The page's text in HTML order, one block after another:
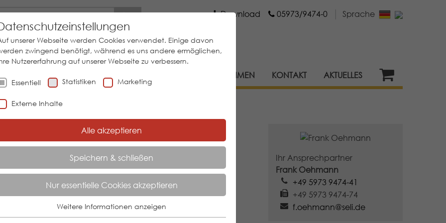
Los Download 05973/9474-0 Sprache
UNTERNEHMEN KONTAKT AKTUELLES
38 TEMPERATURFÜHLER
für Aseptische Anwendungen
Ihr Ansprechpartner
Frank Oehmann
+49 5973 9474-41
+49 5973 9474-74
f.oehmann@seli.de
unserer Webseite werden Cookies verwendet. Einige davon
zwingend benötigt, während es uns andere ermöglichen,
Nutzererfahrung auf unserer Webseite zu verbessern.
Essentiell Statistiken Marketing
Externe Inhalte
Alle akzeptieren
Speichern & schließen
Nur essentielle Cookies akzeptieren
Weitere Informationen anzeigen